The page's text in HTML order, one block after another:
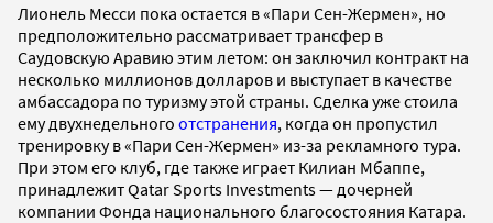
Лионель Месси пока остается в «Пари Сен-Жермен», но
предположительно рассматривает трансфер в
Саудовскую Аравию этим летом: он заключил контракт на
несколько миллионов долларов и выступает в качестве
амбассадора по туризму этой страны. Сделка уже стоила
ему двухнедельного отстранения, когда он пропустил
тренировку в «Пари Сен-Жермен» из-за рекламного тура.
При этом его клуб, где также играет Килиан Мбаппе,
принадлежит Qatar Sports Investments — дочерней
компании Фонда национального благосостояния Катара.